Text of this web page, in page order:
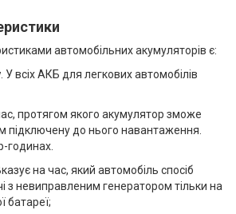
автомобільних акумуляторів є:
. У всіх АКБ для легкових автомобілів
протягом якого акумулятор зможе
підключену до нього навантаження.
годинах.
на час, який автомобіль спосіб
з невиправленим генератором тільки на
батареї;